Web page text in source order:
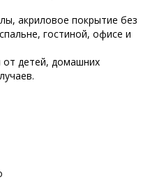
акриловое покрытие без
гостиной, офисе и
детей, домашних